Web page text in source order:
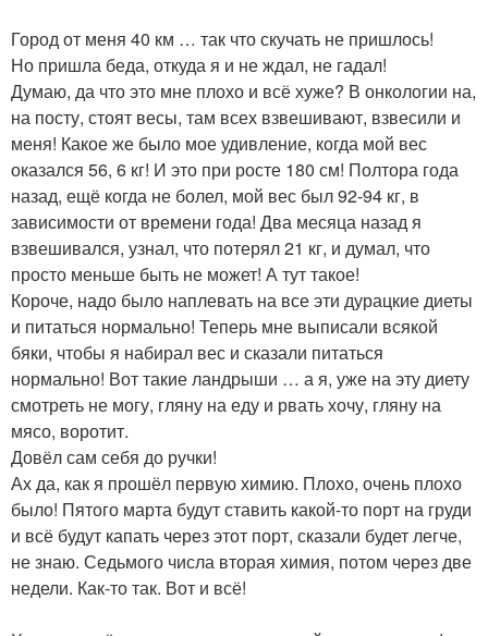
Город от меня 40 км … так что скучать не пришлось!
Но пришла беда, откуда я и не ждал, не гадал!
Думаю, да что это мне плохо и всё хуже? В онкологии на,
на посту, стоят весы, там всех взвешивают, взвесили и
меня! Какое же было мое удивление, когда мой вес
оказался 56, 6 кг! И это при росте 180 см! Полтора года
назад, ещё когда не болел, мой вес был 92-94 кг, в
зависимости от времени года! Два месяца назад я
взвешивался, узнал, что потерял 21 кг, и думал, что
просто меньше быть не может! А тут такое!
Короче, надо было наплевать на все эти дурацкие диеты
и питаться нормально! Теперь мне выписали всякой
бяки, чтобы я набирал вес и сказали питаться
нормально! Вот такие ландрыши … а я, уже на эту диету
смотреть не могу, гляну на еду и рвать хочу, гляну на
мясо, воротит.
Довёл сам себя до ручки!
Ах да, как я прошёл первую химию. Плохо, очень плохо
было! Пятого марта будут ставить какой-то порт на груди
и всё будут капать через этот порт, сказали будет легче,
не знаю. Седьмого числа вторая химия, потом через две
недели. Как-то так. Вот и всё!